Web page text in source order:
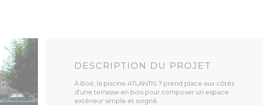
DESCRIPTION DU PROJET
À Boé, la piscine ATLANTIS 7 prend place aux côtés
d’une terrasse en bois pour composer un espace
extérieur simple et soigné.